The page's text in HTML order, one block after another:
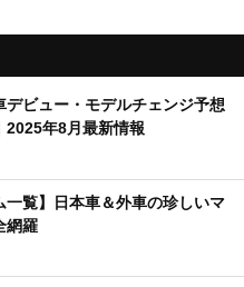
デビュー・モデルチェンジ予想
2025年8月最新情報
一覧】日本車＆外車の珍しいマ
網羅